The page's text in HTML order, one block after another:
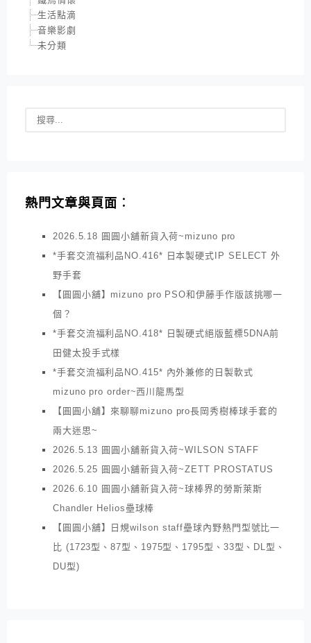
生活點滴
音樂影劇
未分類
熱門文章與頁面︰
2026.5.18 圓圓小舖新貨入荷~mizuno pro
*手套交流福利品NO.416* 日本製硬式IP SELECT 外
野手套
【圓圓小舖】mizuno pro PSO和伊藤手作版該挑哪一
個？
*手套交流福利品NO.418* 日製硬式絕版藍標5DNA前
田健太投手式樣
*手套交流福利品NO.415* 內外兼修的日製軟式
mizuno pro order~西川龍馬型
【圓圓小舖】來聊聊mizuno pro長岡秀樹棒球手套的
兩大迷思~
2026.5.13 圓圓小舖新貨入荷~WILSON STAFF
2026.5.25 圓圓小舖新貨入荷~ZETT PROSTATUS
2026.6.10 圓圓小舖新貨入荷~球棒界的勞斯萊斯
Chandler Helios壘球棒
【圓圓小舖】日規wilson staff壘球內野熱門型號比一
比 (1723型、87型、1975型、1795型、33型、DL型、
DU型)